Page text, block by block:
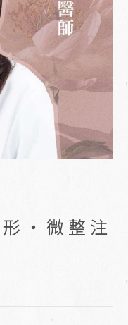
・微整注